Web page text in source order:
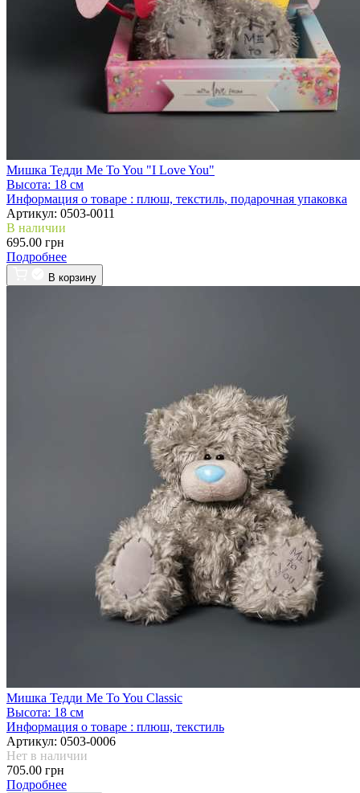
Мишка Тедди Me To You "I Love You"
Высота: 18 см
Информация о товаре : плюш, текстиль, подарочная упаковка
Артикул: 0503-0011
В наличии
695.00 грн
Подробнее
В корзину
Мишка Тедди Me To You Classic
Высота: 18 см
Информация о товаре : плюш, текстиль
Артикул: 0503-0006
Нет в наличии
705.00 грн
Подробнее